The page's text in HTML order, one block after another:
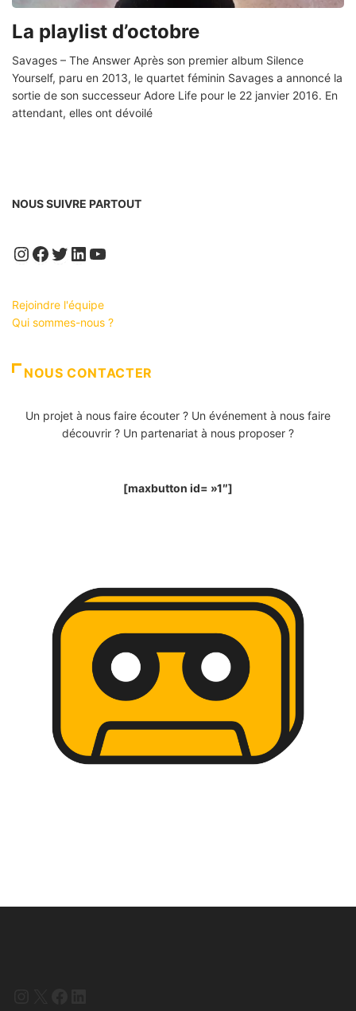
La playlist d’octobre
Savages – The Answer Après son premier album Silence
Yourself, paru en 2013, le quartet féminin Savages a annoncé la
sortie de son successeur Adore Life pour le 22 janvier 2016. En
attendant, elles ont dévoilé
NOUS SUIVRE PARTOUT
Instagram
Facebook
Twitter
LinkedIn
YouTube
Rejoindre l'équipe
Qui sommes-nous ?
NOUS CONTACTER
Un projet à nous faire écouter ? Un événement à nous faire
découvrir ? Un partenariat à nous proposer ?
[maxbutton id= »1″]